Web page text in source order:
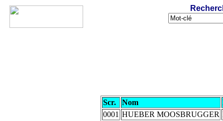
Scr. Nom
0001 HUEBER MOOSBRUGGER